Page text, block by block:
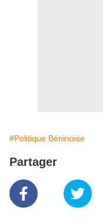
#Politique Béninoise
Partager